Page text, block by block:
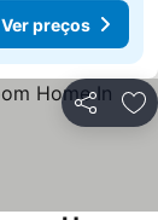
Ver preços
Partilhar